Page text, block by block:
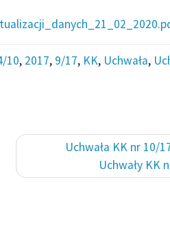
10, 2017, 9/17, KK, Uchwała,
Uchwała KK nr 10/
Uchwały KK